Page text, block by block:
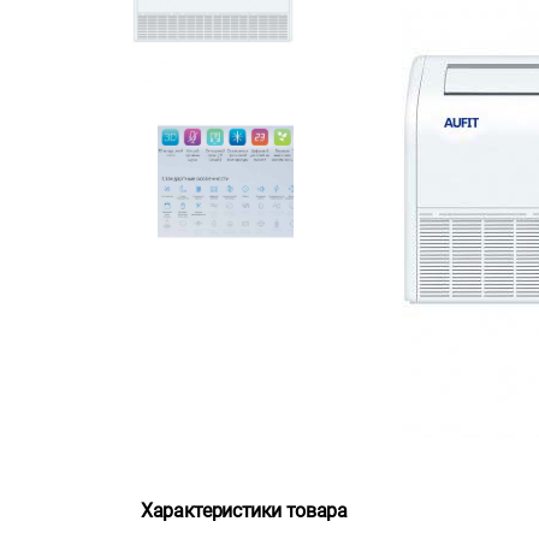
Характеристики товара